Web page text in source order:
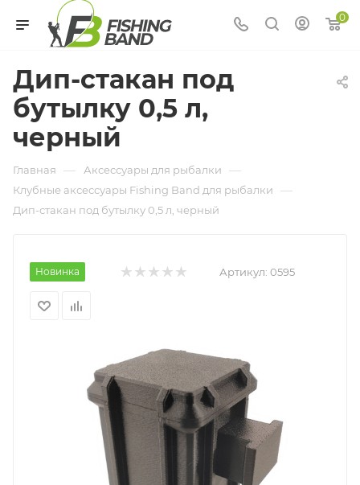
0
Дип-стакан под
бутылку 0,5 л,
черный
Главная — Аксессуары для рыбалки —
Клубные аксессуары Fishing Band для рыбалки —
Дип-стакан под бутылку 0,5 л, черный
Новинка Артикул: 0595